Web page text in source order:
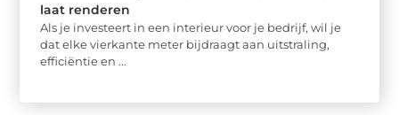
laat renderen
Als je investeert in een interieur voor je bedrijf, wil je
dat elke vierkante meter bijdraagt aan uitstraling,
efficiëntie en ...